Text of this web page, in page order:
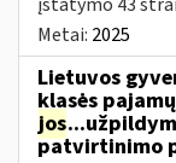
Metai: 2025
Lietuvos
klasės
jos
patvirtinimo